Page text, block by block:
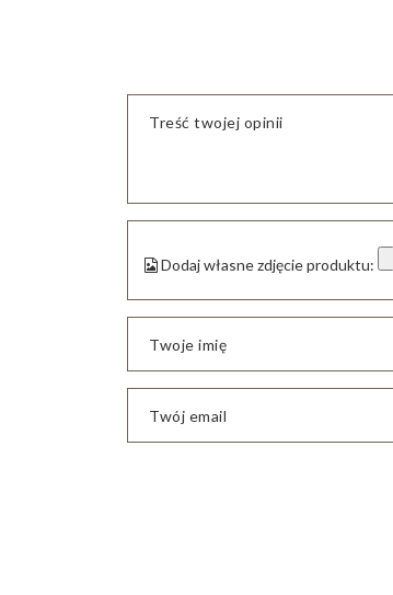
Treść twojej opinii
Dodaj własne zdjęcie produktu:
Twoje imię
Twój email